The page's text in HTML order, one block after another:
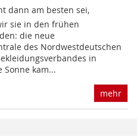
dann am besten sei,
sie in den frühen
die neue
des Nordwestdeutschen
in
Sonne kam...
mehr